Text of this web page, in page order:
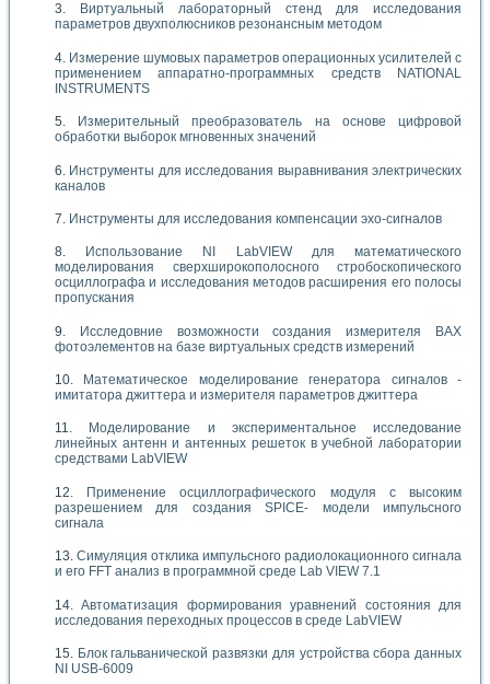
Виртуальный лабораторный стенд для исследования
параметров двухполюсников резонансным методом
Измерение шумовых параметров операционных усилителей с
применением аппаратно-программных средств NATIONAL
INSTRUMENTS
Измерительный преобразователь на основе цифровой
обработки выборок мгновенных значений
Инструменты для исследования выравнивания электрических
каналов
Инструменты для исследования компенсации эхо-сигналов
Использование NI LabVIEW для математического
моделирования сверхширокополосного стробоскопического
осциллографа и исследования методов расширения его полосы
пропускания
Исследовние возможности создания измерителя ВАХ
фотоэлементов на базе виртуальных средств измерений
Математическое моделирование генератора сигналов -
имитатора джиттера и измерителя параметров джиттера
Моделирование и экспериментальное исследование
линейных антенн и антенных решеток в учебной лаборатории
средствами LabVIEW
Применение осциллографического модуля с высоким
разрешением для создания SPICE- модели импульсного
сигнала
Симуляция отклика импульсного радиолокационного сигнала
и его FFT анализ в программной среде Lab VIEW 7.1
Автоматизация формирования уравнений состояния для
исследования переходных процессов в среде LabVIEW
Блок гальванической развязки для устройства сбора данных
NI USB-6009